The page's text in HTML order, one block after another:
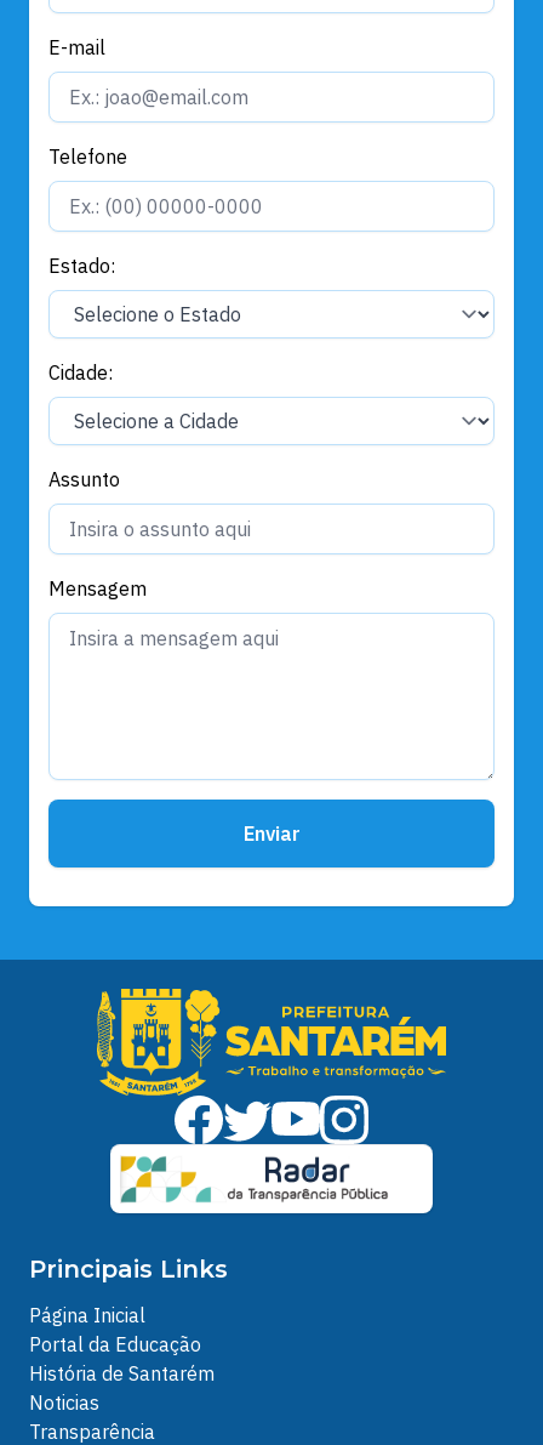
E-mail
Telefone
Estado:
Cidade:
Assunto
Mensagem
Enviar
Principais Links
Página Inicial
Portal da Educação
História de Santarém
Noticias
Transparência